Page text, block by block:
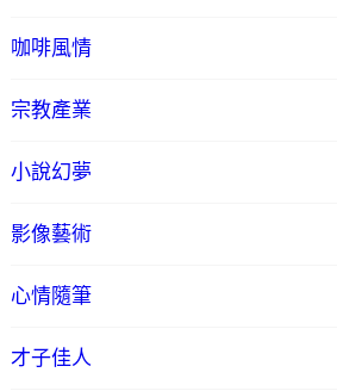
咖啡風情
宗教產業
小說幻夢
影像藝術
心情隨筆
才子佳人